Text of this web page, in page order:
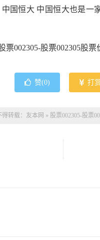
国恒大 中国恒大也是一
赞(0) 打
转载： 友本网 » 股票002305-股票